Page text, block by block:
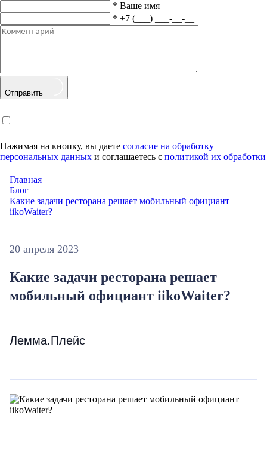
* Ваше имя
* +7 (___) ___-__-__
Отправить
Нажимая на кнопку, вы даете согласие на обработку
персональных данных и соглашаетесь с политикой их обработки
Главная
Блог
Какие задачи ресторана решает мобильный официант
iikoWaiter?
20 апреля 2023
Какие задачи ресторана решает
мобильный официант iikoWaiter?
Лемма.Плейс